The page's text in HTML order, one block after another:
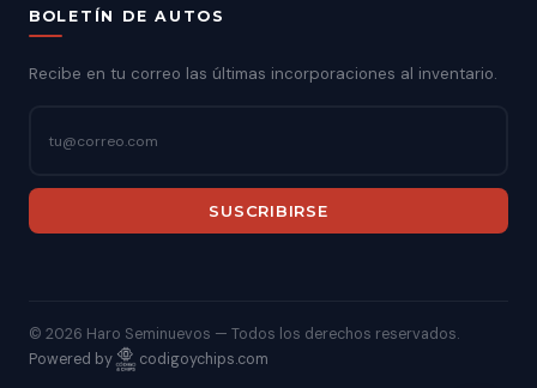
BOLETÍN DE AUTOS
Recibe en tu correo las últimas incorporaciones al inventario.
SUSCRIBIRSE
© 2026 Haro Seminuevos — Todos los derechos reservados.
Powered by
codigoychips.com